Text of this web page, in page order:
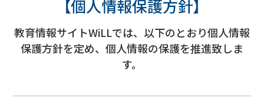
【個人情報保護方針】
教育情報サイトWiLLでは、以下のとおり個人情報
保護方針を定め、 個人情報の保護を推進致しま
す。